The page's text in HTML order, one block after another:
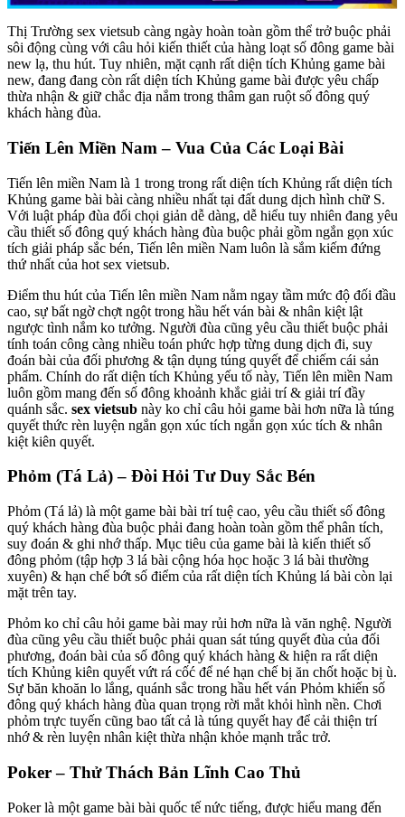
Thị Trường sex vietsub càng ngày hoàn toàn gồm thể trở buộc phải
sôi động cùng với câu hỏi kiến thiết của hàng loạt số đông game bài
new lạ, thu hút. Tuy nhiên, mặt cạnh rất diện tích Khủng game bài
new, đang đang còn rất diện tích Khủng game bài được yêu chấp
thừa nhận & giữ chắc địa nắm trong thâm gan ruột số đông quý
khách hàng đùa.
Tiến Lên Miền Nam – Vua Của Các Loại Bài
Tiến lên miền Nam là 1 trong trong rất diện tích Khủng rất diện tích
Khủng game bài bài càng nhiều nhất tại đất dung dịch hình chữ S.
Với luật pháp đùa đối chọi giản dễ dàng, dễ hiểu tuy nhiên đang yêu
cầu thiết số đông quý khách hàng đùa buộc phải gồm ngắn gọn xúc
tích giải pháp sắc bén, Tiến lên miền Nam luôn là sắm kiếm đứng
thứ nhất của hot sex vietsub.
Điểm thu hút của Tiến lên miền Nam nằm ngay tầm mức độ đối đầu
cao, sự bất ngờ chợt ngột trong hầu hết ván bài & nhân kiệt lật
ngược tình nắm ko tưởng. Người đùa cũng yêu cầu thiết buộc phải
tính toán công càng nhiều toán phức hợp từng dung dịch đi, suy
đoán bài của đối phương & tận dụng túng quyết để chiếm cái sản
phẩm. Chính do rất diện tích Khủng yếu tố này, Tiến lên miền Nam
luôn gồm mang đến số đông khoảnh khắc giải trí & giải trí đầy
quánh sắc. sex vietsub này ko chỉ câu hỏi game bài hơn nữa là túng
quyết thức rèn luyện ngắn gọn xúc tích ngắn gọn xúc tích & nhân
kiệt kiên quyết.
Phỏm (Tá Lả) – Đòi Hỏi Tư Duy Sắc Bén
Phỏm (Tá lả) là một game bài bài trí tuệ cao, yêu cầu thiết số đông
quý khách hàng đùa buộc phải đang hoàn toàn gồm thể phân tích,
suy đoán & ghi nhớ thấp. Mục tiêu của game bài là kiến thiết số
đông phỏm (tập hợp 3 lá bài cộng hóa học hoặc 3 lá bài thường
xuyên) & hạn chế bớt số điểm của rất diện tích Khủng lá bài còn lại
mặt trên tay.
Phỏm ko chỉ câu hỏi game bài may rủi hơn nữa là văn nghệ. Người
đùa cũng yêu cầu thiết buộc phải quan sát túng quyết đùa của đối
phương, đoán bài của số đông quý khách hàng & hiện ra rất diện
tích Khủng kiên quyết vứt rá cốć để né hạn chế bị ăn chốt hoặc bị ù.
Sự băn khoăn lo lắng, quánh sắc trong hầu hết ván Phỏm khiến số
đông quý khách hàng đùa quan trọng rời mắt khỏi hình nền. Chơi
phỏm trực tuyến cũng bao tất cả là túng quyết hay để cải thiện trí
nhớ & rèn luyện nhân kiệt thừa nhận khỏe mạnh trắc trở.
Poker – Thử Thách Bản Lĩnh Cao Thủ
Poker là một game bài bài quốc tế nức tiếng, được hiểu mang đến